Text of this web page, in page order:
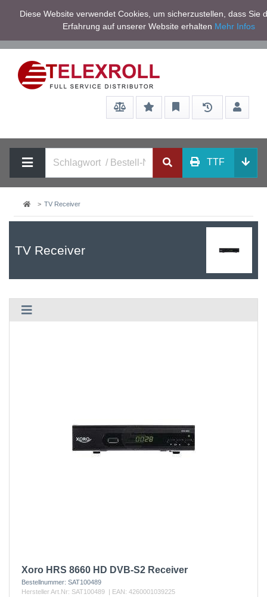
Service/Hilfe
Netto zzgl.
Mwst
TTF
TV Receiver
TV Receiver
Xoro HRS 8660 HD DVB-S2 Receiver
Bestellnummer: SAT100489
Hersteller Art.Nr: SAT100489 | EAN: 4260001039225
Diese Website verwendet Cookies, um sicherzustellen, dass Sie
Erfahrung auf unserer Website erhalten Mehr Infos